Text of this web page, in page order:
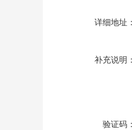
详细地址：
补充说明：
验证码：